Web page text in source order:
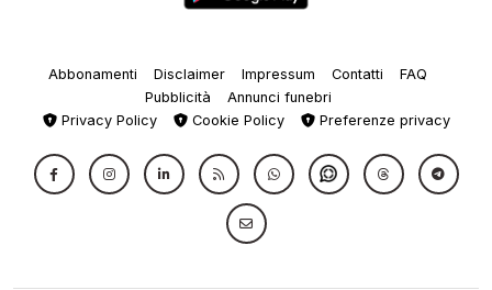
Abbonamenti Disclaimer Impressum Contatti
FAQ
Pubblicità
Annunci funebri
Privacy Policy
Cookie Policy Preferenze privacy